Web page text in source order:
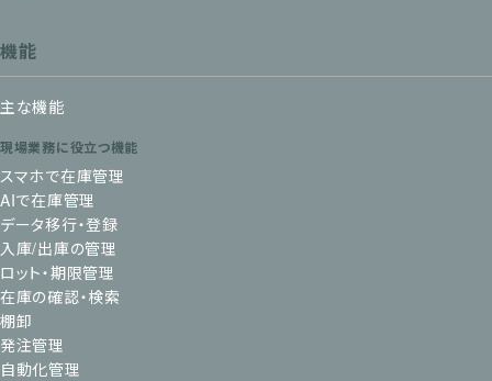
機能
主な機能
現場業務に役立つ機能
スマホで在庫管理
AIで在庫管理
データ移行・登録
入庫/出庫の管理
ロット・期限管理
在庫の確認・検索
棚卸
発注管理
自動化管理